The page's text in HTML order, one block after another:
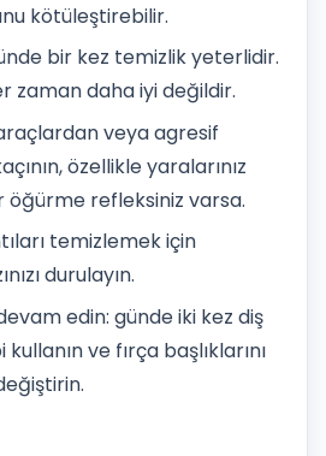
kötüleştirebilir.
bir kez temizlik yeterlidir.
zaman daha iyi değildir.
veya agresif
özellikle yaralarınız
öğürme refleksiniz varsa.
temizlemek için
durulayın.
edin: günde iki kez diş
kullanın ve fırça başlıklarını